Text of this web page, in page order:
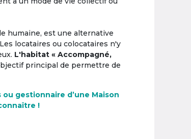
humaine, est une alternative
Les locataires ou colocataires n'y
L'habitat « Accompagné,
principal de permettre de
gestionnaire d’une Maison
!